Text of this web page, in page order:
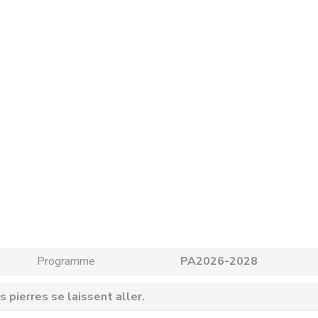
Programme PA2026-2028
pierres se laissent aller.